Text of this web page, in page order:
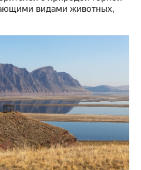
видами животных,